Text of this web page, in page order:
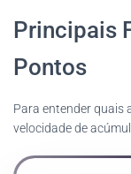
Principais
Pontos
Para entender quais
velocidade de